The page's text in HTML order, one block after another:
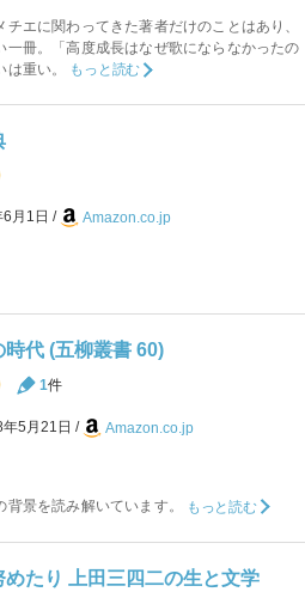
チエに関わってきた著者だけのことはあり、
一冊。「高度成長はなぜ歌にならなかったの
重い。
もっと読む
月1日 Amazon.co.jp
代 (五柳叢書 60)
1件
5月21日 Amazon.co.jp
景を読み解いています。 もっと読む
めたり 上田三四二の生と文学